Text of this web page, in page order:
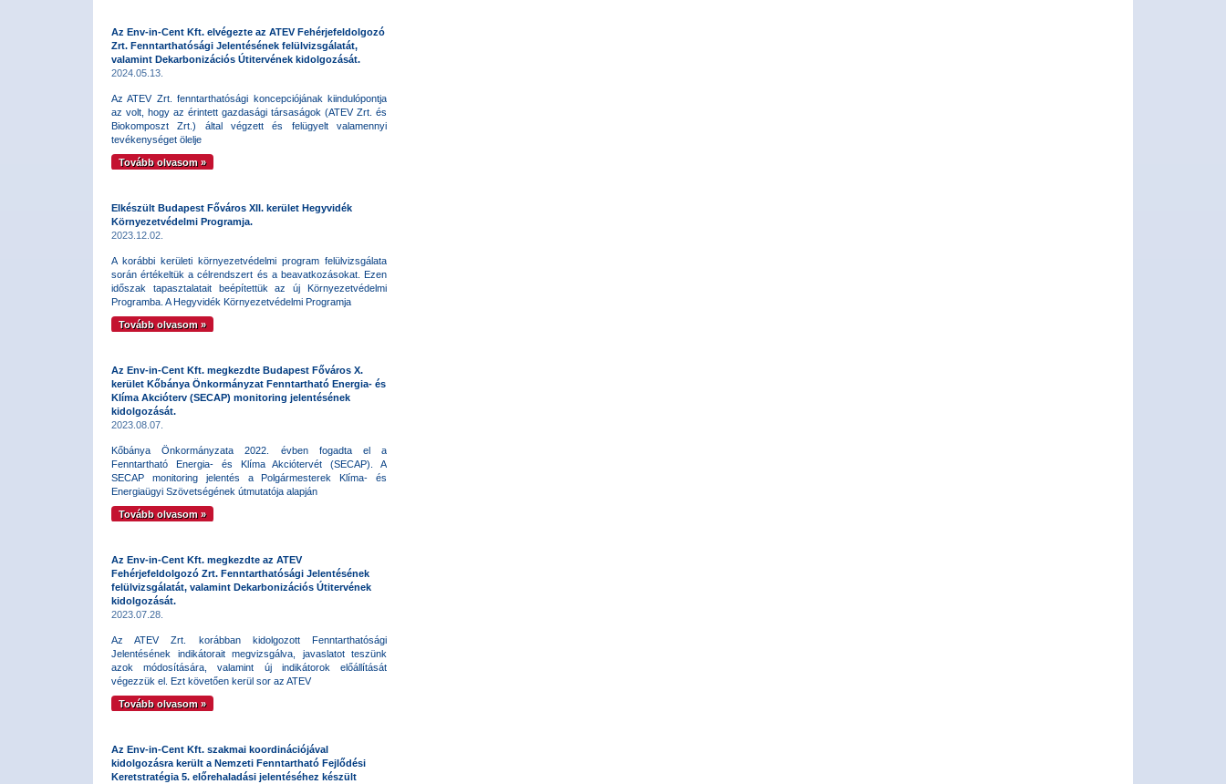
Az Env-in-Cent Kft. elvégezte az ATEV Fehérjefeldolgozó
Zrt. Fenntarthatósági Jelentésének felülvizsgálatát,
valamint Dekarbonizációs Útitervének kidolgozását.
2024.05.13.
Az ATEV Zrt. fenntarthatósági koncepciójának kiindulópontja
az volt, hogy az érintett gazdasági társaságok (ATEV Zrt. és
Biokomposzt Zrt.) által végzett és felügyelt valamennyi
tevékenységet ölelje
Tovább olvasom »
Elkészült Budapest Főváros XII. kerület Hegyvidék
Környezetvédelmi Programja.
2023.12.02.
A korábbi kerületi környezetvédelmi program felülvizsgálata
során értékeltük a célrendszert és a beavatkozásokat. Ezen
időszak tapasztalatait beépítettük az új Környezetvédelmi
Programba. A Hegyvidék Környezetvédelmi Programja
Tovább olvasom »
Az Env-in-Cent Kft. megkezdte Budapest Főváros X.
kerület Kőbánya Önkormányzat Fenntartható Energia- és
Klíma Akcióterv (SECAP) monitoring jelentésének
kidolgozását.
2023.08.07.
Kőbánya Önkormányzata 2022. évben fogadta el a
Fenntartható Energia- és Klíma Akciótervét (SECAP). A
SECAP monitoring jelentés a Polgármesterek Klíma- és
Energiaügyi Szövetségének útmutatója alapján
Tovább olvasom »
Az Env-in-Cent Kft. megkezdte az ATEV
Fehérjefeldolgozó Zrt. Fenntarthatósági Jelentésének
felülvizsgálatát, valamint Dekarbonizációs Útitervének
kidolgozását.
2023.07.28.
Az ATEV Zrt. korábban kidolgozott Fenntarthatósági
Jelentésének indikátorait megvizsgálva, javaslatot teszünk
azok módosítására, valamint új indikátorok előállítását
végezzük el. Ezt követően kerül sor az ATEV
Tovább olvasom »
Az Env-in-Cent Kft. szakmai koordinációjával
kidolgozásra került a Nemzeti Fenntartható Fejlődési
Keretstratégia 5. előrehaladási jelentéséhez készült